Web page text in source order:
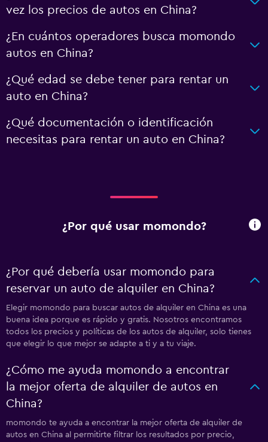
vez los precios de autos en China?
¿En cuántos operadores busca momondo
autos en China?
¿Qué edad se debe tener para rentar un
auto en China?
¿Qué documentación o identificación
necesitas para rentar un auto en China?
¿Por qué usar momondo?
¿Por qué debería usar momondo para
reservar un auto de alquiler en China?
Elegir momondo para buscar autos de alquiler en China es una
buena idea porque es rápido y gratis. Nosotros encontramos
todos los precios y políticas de los autos de alquiler, solo tienes
que elegir lo que mejor se adapte a ti y a tu viaje.
¿Cómo me ayuda momondo a encontrar
la mejor oferta de alquiler de autos en
China?
momondo te ayuda a encontrar la mejor oferta de alquiler de
autos en China al permitirte filtrar los resultados por precio,